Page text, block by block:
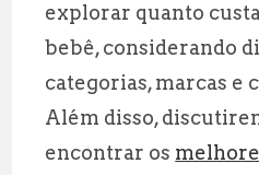
explorar quanto
bebê, considerando
categorias, marcas e
Além disso,
encontrar os